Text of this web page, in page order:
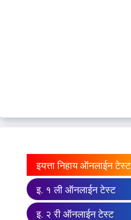
इयत्ता निहाय ऑनलाईन टेस्ट
इ. १ ली ऑनलाईन टेस्ट
इ. २ री ऑनलाईन टेस्ट